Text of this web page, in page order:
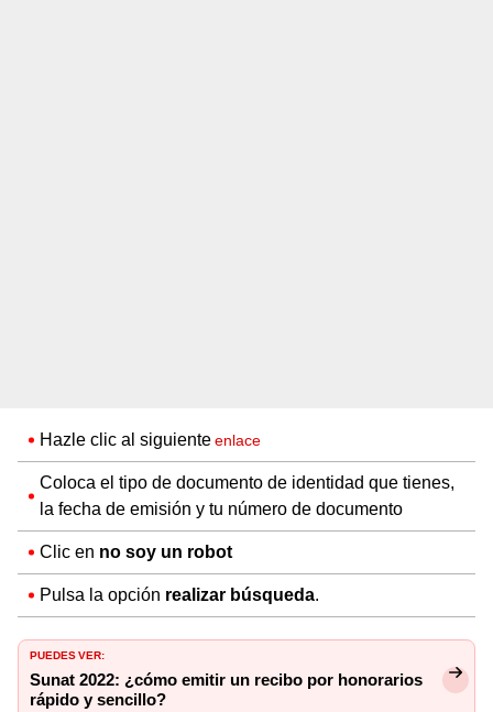
Hazle clic al siguienteenlace
Coloca el tipo de documento de identidad que tienes,
la fecha de emisión y tu número de documento
Clic en no soy un robot
Pulsa la opción realizar búsqueda.
PUEDES VER:
Sunat 2022: ¿cómo emitir un recibo por honorarios
rápido y sencillo?